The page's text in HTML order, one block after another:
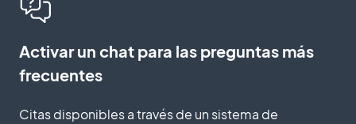
Activar un chat para las preguntas más
frecuentes
Citas disponibles a través de un sistema de